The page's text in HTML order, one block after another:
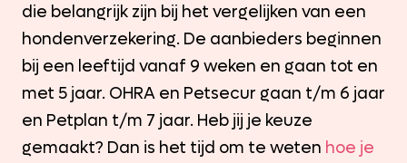
die belangrijk zijn bij het vergelijken van een
hondenverzekering. De aanbieders beginnen
bij een leeftijd vanaf 9 weken en gaan tot en
met 5 jaar. OHRA en Petsecur gaan t/m 6 jaar
en Petplan t/m 7 jaar. Heb jij je keuze
gemaakt? Dan is het tijd om te weten hoe je